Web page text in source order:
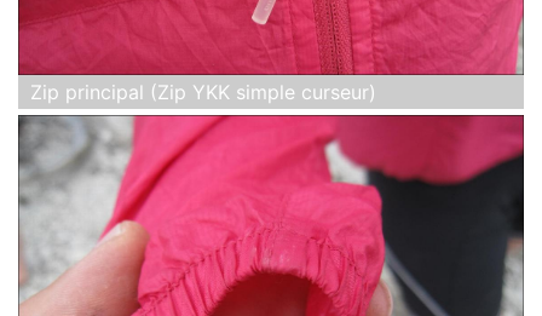
Zip principal (Zip YKK simple curseur)